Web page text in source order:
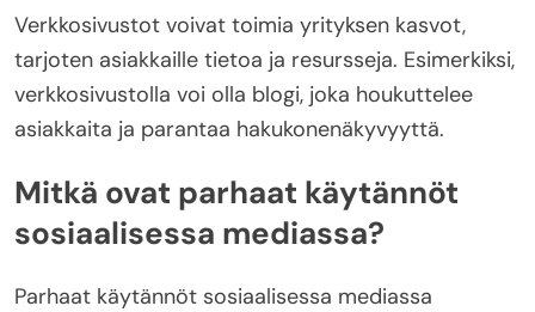
Verkkosivustot voivat toimia yrityksen kasvot,
tarjoten asiakkaille tietoa ja resursseja. Esimerkiksi,
verkkosivustolla voi olla blogi, joka houkuttelee
asiakkaita ja parantaa hakukonenäkyvyyttä.
Mitkä ovat parhaat käytännöt
sosiaalisessa mediassa?
Parhaat käytännöt sosiaalisessa mediassa